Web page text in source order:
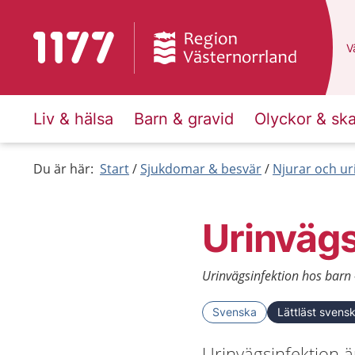
Till startsidan för 1177
Liv & hälsa Barn & gravid Olyckor &
Du är här: Start Sjukdomar & besvär Njurar och
Urinvägsinfektion hos
Svenska Lättläst